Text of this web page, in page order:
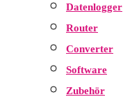
Datenlogger
Router
Converter
Software
Zubehör